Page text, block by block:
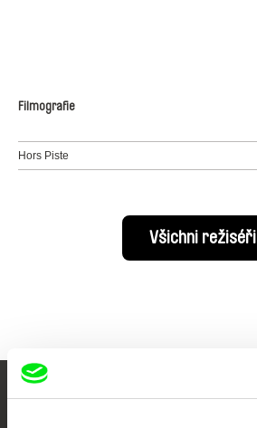
Filmografie
Hors Piste
Všichni režiséři